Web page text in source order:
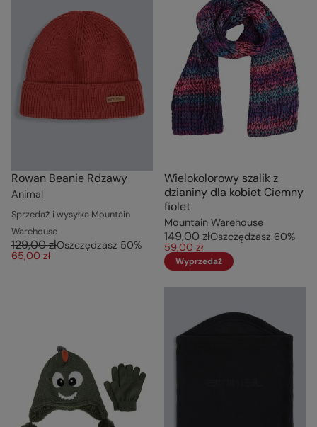
Rowan Beanie Rdzawy
Animal
Sprzedaż i wysyłka Mountain
Warehouse
129,00 złOszczędzasz 50%
65,00 zł
Wielokolorowy szalik z
dzianiny dla kobiet Ciemny
fiolet
Mountain Warehouse
149,00 złOszczędzasz 60%
59,00 zł
Wyprzedaż